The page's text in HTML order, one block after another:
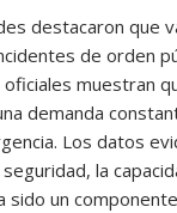
destacaron que
de orden
muestran
demanda
Los datos
la
sido un